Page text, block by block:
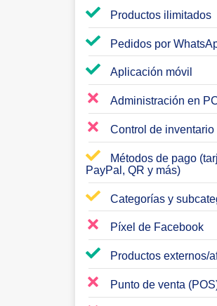
Productos ilimitados
Pedidos por
Aplicación móvil
Administración en
Control de inventario
Métodos de pago
PayPal, QR y más)
Categorías y
Píxel de Facebook
Productos externos/
Punto de venta